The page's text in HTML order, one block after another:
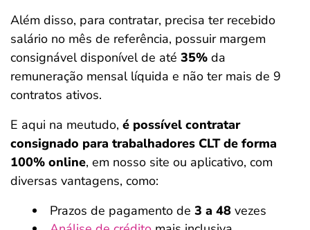
Além disso, para contratar, precisa ter recebido
salário no mês de referência, possuir margem
consignável disponível de até 35% da
remuneração mensal líquida e não ter mais de 9
contratos ativos.
E aqui na meutudo, é possível contratar
consignado para trabalhadores CLT de forma
100% online, em nosso site ou aplicativo, com
diversas vantagens, como:
Prazos de pagamento de 3 a 48 vezes